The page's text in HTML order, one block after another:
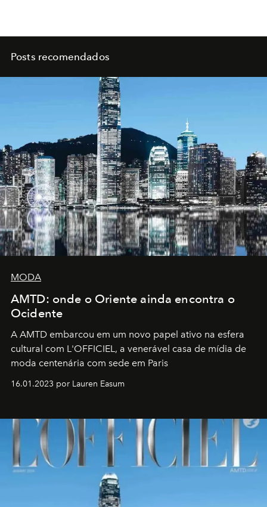
Posts recomendados
MODA
AMTD: onde o Oriente ainda encontra o
Ocidente
A AMTD embarcou em um novo papel ativo na esfera
cultural com L'OFFICIEL, a venerável casa de mídia de
moda centenária com sede em Paris
16.01.2023 por Lauren Easum